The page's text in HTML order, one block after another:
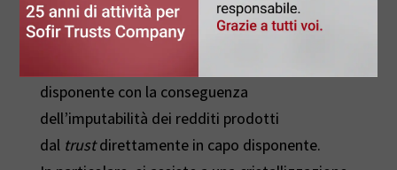
sultrust, quale è quello di revocarlo,
quest’ultimo deve essere considerato come
disponente con la conseguenza
dell’imputabilità dei redditi prodotti
dal trustdirettamente in capo disponente.